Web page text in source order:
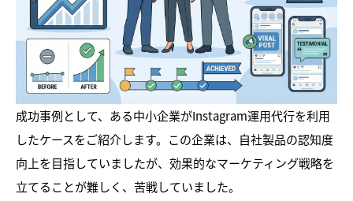
成功事例として、ある中小企業がInstagram運用代行を利用
したケースをご紹介します。この企業は、自社製品の認知度
向上を目指していましたが、効果的なマーケティング戦略を
立てることが難しく、苦戦していました。